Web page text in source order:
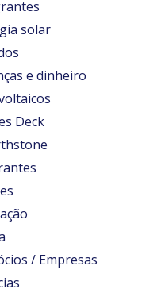
solar
e dinheiro
Deck
/ Empresas